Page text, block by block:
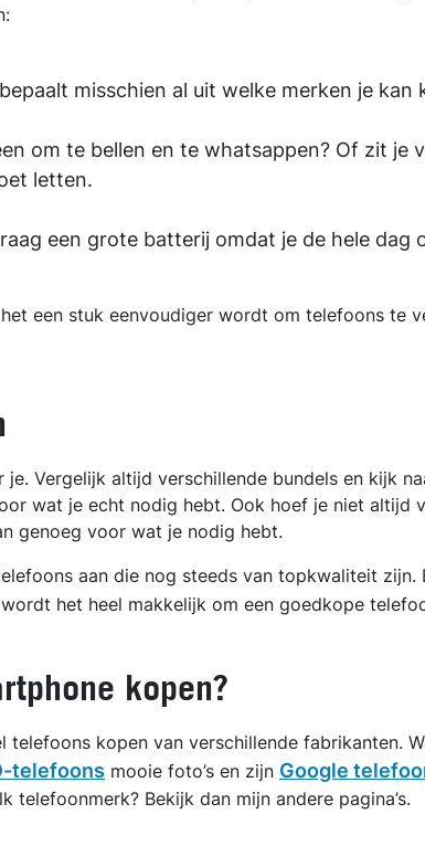
misschien al uit welke merken je kan
om te bellen en te whatsappen? Of zit je
letten.
een grote batterij omdat je de hele dag
een stuk eenvoudiger wordt om telefoons te
Vergelijk altijd verschillende bundels en kijk
wat je echt nodig hebt. Ook hoef je niet altijd
genoeg voor wat je nodig hebt.
aan die nog steeds van topkwaliteit zijn.
het heel makkelijk om een goedkope
kopen?
kopen van verschillende fabrikanten.
telefoons mooie foto’s en zijn Google
Bekijk dan mijn andere pagina’s.